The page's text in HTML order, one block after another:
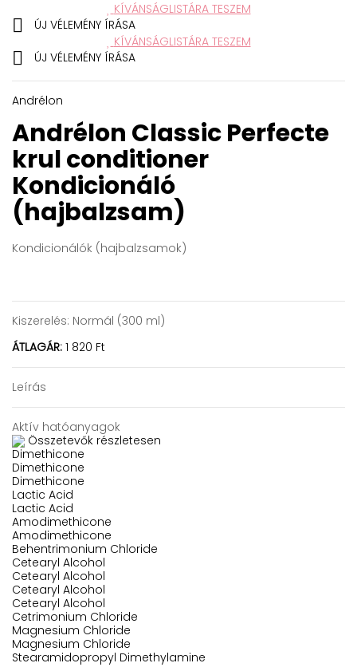
KÍVÁNSÁGLISTÁRA TESZEM

ÚJ VÉLEMÉNY ÍRÁSA
KÍVÁNSÁGLISTÁRA TESZEM
 ÚJ VÉLEMÉNY ÍRÁSA
Andrélon
Andrélon Classic Perfecte
krul conditioner
Kondicionáló
(hajbalzsam)
Kondicionálók (hajbalzsamok)
Kiszerelés: Normál (300 ml)
ÁTLAGÁR: 1 820 Ft
Leírás
Aktív hatóanyagok
Összetevők részletesen
Dimethicone
Dimethicone
Dimethicone
Lactic Acid
Lactic Acid
Amodimethicone
Amodimethicone
Behentrimonium Chloride
Cetearyl Alcohol
Cetearyl Alcohol
Cetearyl Alcohol
Cetearyl Alcohol
Cetrimonium Chloride
Magnesium Chloride
Magnesium Chloride
Stearamidopropyl Dimethylamine